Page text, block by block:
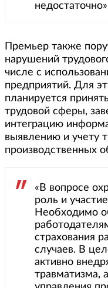
Премьер также
нарушений
числе с
предприятий. Для
планируется
трудовой сферы,
интеграцию
выявлению и учету
производственных
«В вопросе
роль и
Необходимо
страхования
случаев. В
активно
травматизма,